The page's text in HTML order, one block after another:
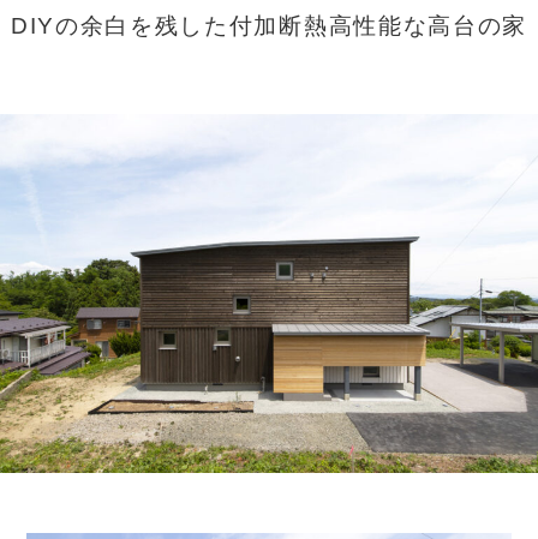
DIYの余白を残した付加断熱高性能な高台の家